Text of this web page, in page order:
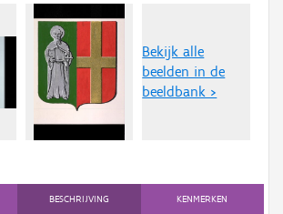
Bekijk alle
beelden in de
beeldbank >
BESCHRIJVING KENMERKEN